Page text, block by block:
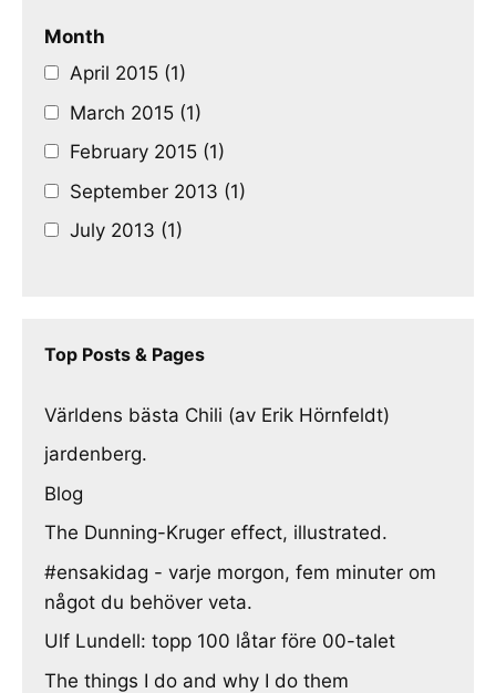
Month
April 2015 (1)
March 2015 (1)
February 2015 (1)
September 2013 (1)
July 2013 (1)
Top Posts & Pages
Världens bästa Chili (av Erik Hörnfeldt)
jardenberg.
Blog
The Dunning-Kruger effect, illustrated.
#ensakidag - varje morgon, fem minuter om
något du behöver veta.
Ulf Lundell: topp 100 låtar före 00-talet
The things I do and why I do them